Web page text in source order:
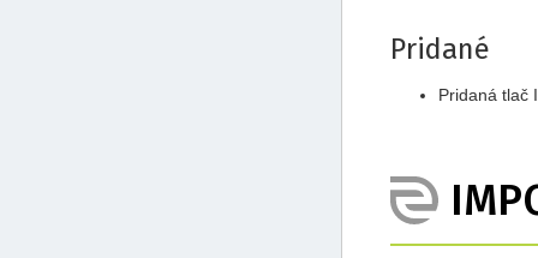
Pridané
Pridaná tlač